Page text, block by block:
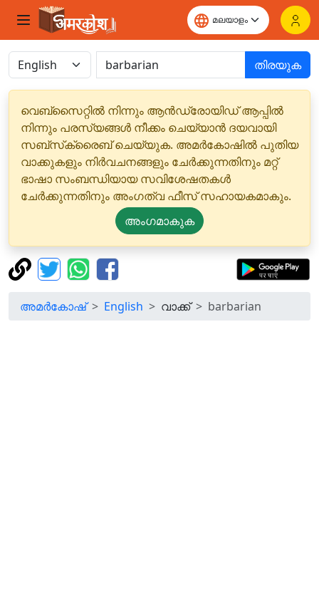
തിരയുക
വെബ്‌സൈറ്റിൽ നിന്നും ആൻഡ്രോയിഡ് ആപ്പിൽ
നിന്നും പരസ്യങ്ങൾ നീക്കം ചെയ്യാൻ ദയവായി
സബ്‌സ്‌ക്രൈബ് ചെയ്യുക. അമർകോഷിൽ പുതിയ
വാക്കുകളും നിർവചനങ്ങളും ചേർക്കുന്നതിനും മറ്റ്
ഭാഷാ സംബന്ധിയായ സവിശേഷതകൾ
ചേർക്കുന്നതിനും അംഗത്വ ഫീസ് സഹായകമാകും.
അംഗമാകുക
അമർകോഷ് English വാക്ക് barbarian